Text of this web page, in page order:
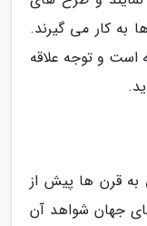
به کار می گیرند.
است و توجه علاقه
قرن ها پیش از
جهان شواهد آن